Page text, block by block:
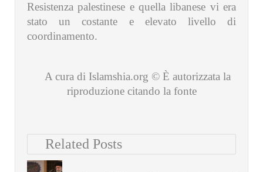
Resistenza palestinese e quella libanese vi era
stato un costante e elevato livello di
coordinamento.
A cura di Islamshia.org © È autorizzata la
riproduzione citando la fonte
Related Posts